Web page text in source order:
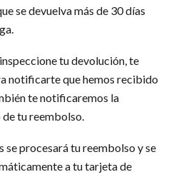
se devuelva más de 30 días
tu devolución, te
notificarte que hemos recibido
te notificaremos la
tu reembolso.
se procesará tu reembolso y se
a tu tarjeta de